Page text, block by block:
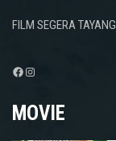
FILM SEGERA TAYANG
Facebook
Instagram
MOVIE